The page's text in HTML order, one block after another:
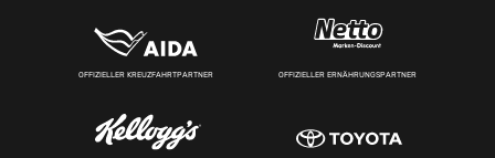
OFFIZIELLER KREUZFAHRTPARTNER OFFIZIELLER ERNÄHRUNGSPARTNER